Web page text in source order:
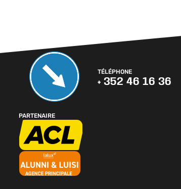
TÉLÉPHONE
+ 352 46 16 36
PARTENAIRE